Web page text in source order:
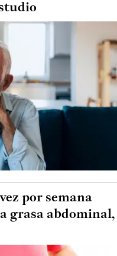
por semana
grasa abdominal,